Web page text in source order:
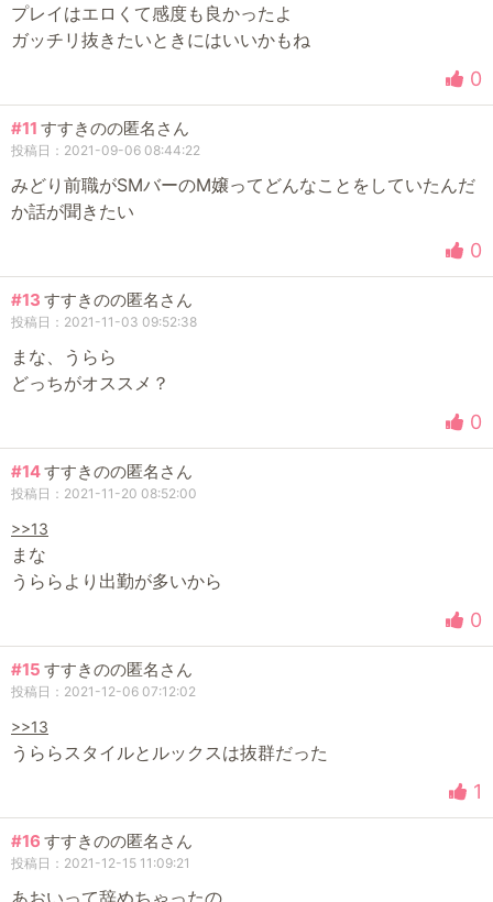
プレイはエロくて感度も良かったよ
ガッチリ抜きたいときにはいいかもね
0
#11 すすきのの匿名さん
投稿日：2021-09-06 08:44:22
みどり前職がSMバーのM嬢ってどんなことをしていたんだ
か話が聞きたい
0
#13 すすきのの匿名さん
投稿日：2021-11-03 09:52:38
まな、うらら
どっちがオススメ？
0
#14すすきのの匿名さん
投稿日：2021-11-20 08:52:00
>>13
まな
うららより出勤が多いから
0
#15 すすきのの匿名さん
投稿日：2021-12-06 07:12:02
>>13
うららスタイルとルックスは抜群だった
1
#16 すすきのの匿名さん
投稿日：2021-12-15 11:09:21
あおいって辞めちゃったの